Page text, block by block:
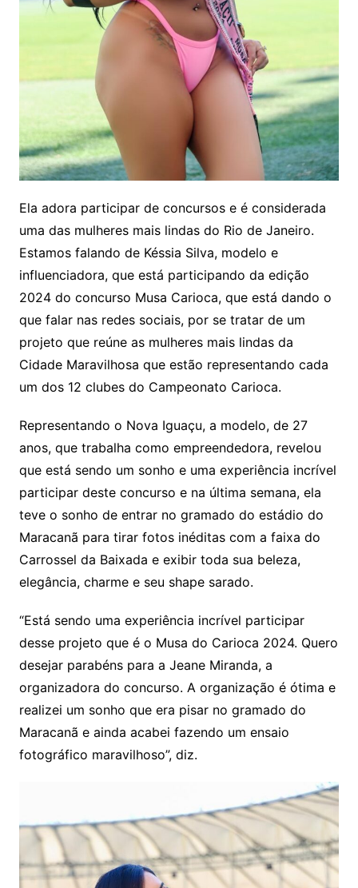
Ela adora participar de concursos e é considerada
uma das mulheres mais lindas do Rio de Janeiro.
Estamos falando de Késsia Silva, modelo e
influenciadora, que está participando da edição
2024 do concurso Musa Carioca, que está dando o
que falar nas redes sociais, por se tratar de um
projeto que reúne as mulheres mais lindas da
Cidade Maravilhosa que estão representando cada
um dos 12 clubes do Campeonato Carioca.
Representando o Nova Iguaçu, a modelo, de 27
anos, que trabalha como empreendedora, revelou
que está sendo um sonho e uma experiência incrível
participar deste concurso e na última semana, ela
teve o sonho de entrar no gramado do estádio do
Maracanã para tirar fotos inéditas com a faixa do
Carrossel da Baixada e exibir toda sua beleza,
elegância, charme e seu shape sarado.
“Está sendo uma experiência incrível participar
desse projeto que é o Musa do Carioca 2024. Quero
desejar parabéns para a Jeane Miranda, a
organizadora do concurso. A organização é ótima e
realizei um sonho que era pisar no gramado do
Maracanã e ainda acabei fazendo um ensaio
fotográfico maravilhoso”, diz.